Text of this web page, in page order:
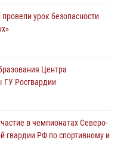
обеспечили
- "Балтика"
обнаружил
объявленный в розыск
при совершении кражи в
урок безопасности
Центра
ГУ Росгвардии
в чемпионатах Северо-
гвардии РФ по спортивному и